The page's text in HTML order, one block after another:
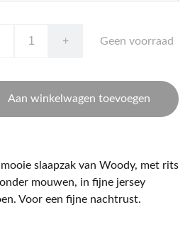
+ Geen voorraad
Aan winkelwagen toevoegen
mooie slaapzak van Woody, met rits
mouwen, in fijne jersey
Voor een fijne nachtrust.